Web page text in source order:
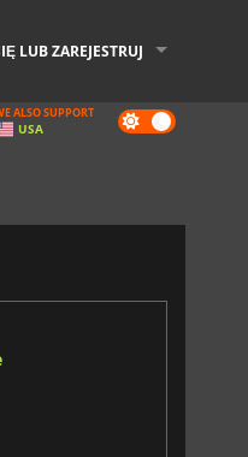
LUB ZAREJESTRUJ
Dark
mode
ALSO SUPPORT
USA